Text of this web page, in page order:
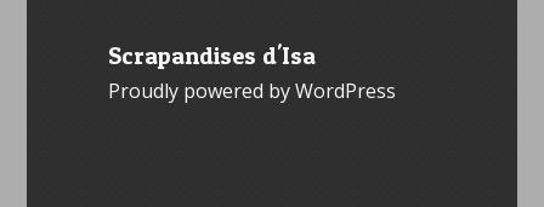
Scrapandises d'Isa
Proudly powered by WordPress